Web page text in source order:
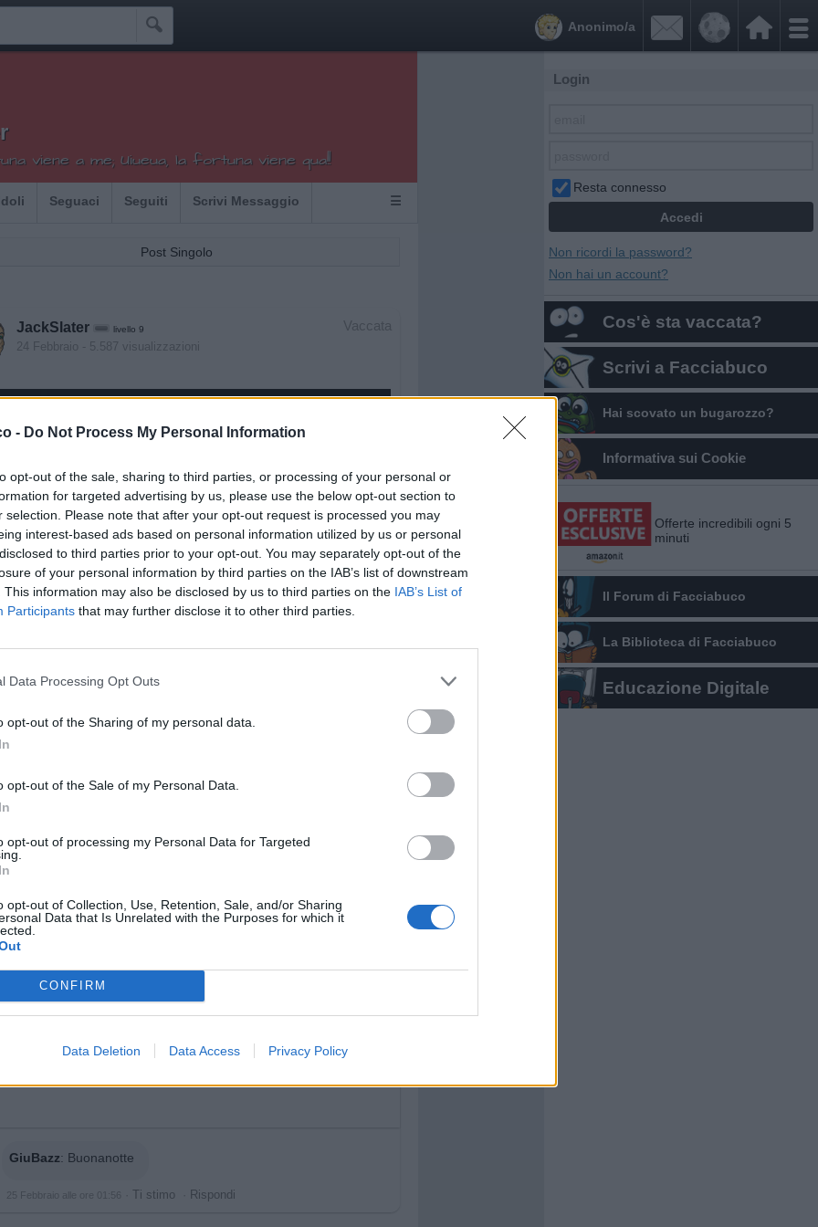
- Do Not Process My Personal Information
opt-out of the sale, sharing to third parties, or processing of your personal or
for targeted advertising by us, please use the below opt-out section to
selection. Please note that after your opt-out request is processed you may
interest-based ads based on personal information utilized by us or personal
to third parties prior to your opt-out. You may separately opt-out of the
of your personal information by third parties on the IAB’s list of downstream
This information may also be disclosed by us to third parties on the IAB’s List of
Participants that may further disclose it to other third parties.
Data Processing Opt Outs
opt-out of the Sharing of my personal data.
opt-out of the Sale of my Personal Data.
opt-out of processing my Personal Data for Targeted
opt-out of Collection, Use, Retention, Sale, and/or Sharing
Data that Is Unrelated with the Purposes for which it
CONFIRM
Data Deletion Data Access Privacy Policy
 

Anonimo/a
viene a me; Uiueua, la fortuna viene qua!!
Seguaci Seguiti Scrivi Messaggio ☰
Post Singolo
Vaccata
JackSlater livello 9
24 Febbraio - 5.587 visualizzazioni
2
Ti stimo fratello  
GiuBazz: Buonanotte
25 Febbraio alle ore 01:56 Ti stimo Rispondi
Login
Resta connesso
Non ricordi la password?
Non hai un account?
Cos'è sta vaccata?
Scrivi a Facciabuco
Hai scovato un bugarozzo?
Informativa sui Cookie
Offerte incredibili ogni 5
minuti
Il Forum di Facciabuco
La Biblioteca di Facciabuco
Educazione Digitale